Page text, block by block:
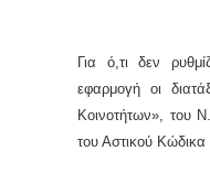
Για ό,τι δεν
εφαρμογή οι
Κοινοτήτων», του
του Αστικού Κώδικα